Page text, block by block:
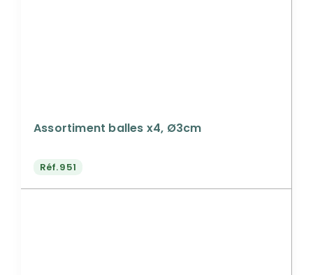
Assortiment balles x4, Ø3cm
Réf.951